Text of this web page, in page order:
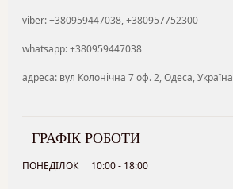
viber: +380959447038, +380957752300
whatsapp: +380959447038
адреса: вул Колонічна 7 оф. 2, Одеса, Україна
ГРАФІК РОБОТИ
ПОНЕДІЛОК 10:00 - 18:00